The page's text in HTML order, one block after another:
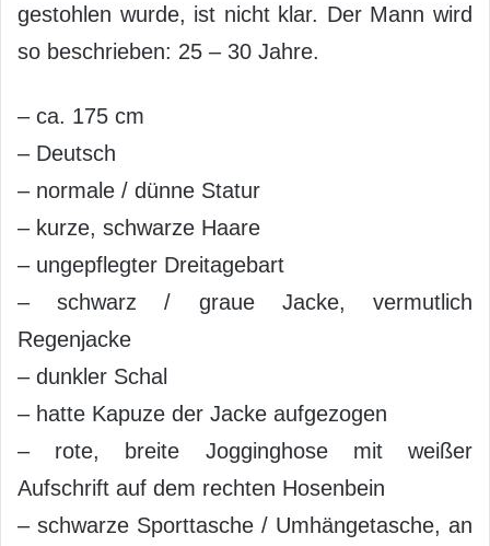
gestohlen wurde, ist nicht klar. Der Mann wird
so beschrieben: 25 – 30 Jahre.
– ca. 175 cm
– Deutsch
– normale / dünne Statur
– kurze, schwarze Haare
– ungepflegter Dreitagebart
– schwarz / graue Jacke, vermutlich
Regenjacke
– dunkler Schal
– hatte Kapuze der Jacke aufgezogen
– rote, breite Jogginghose mit weißer
Aufschrift auf dem rechten Hosenbein
– schwarze Sporttasche / Umhängetasche, an